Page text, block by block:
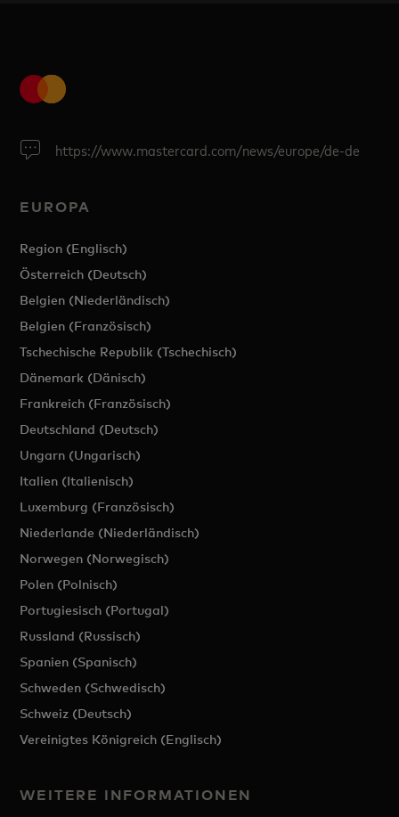
https://www.mastercard.com/news/europe/de-de
EUROPA
Region (Englisch)
Österreich (Deutsch)
Belgien (Niederländisch)
Belgien (Französisch)
Tschechische Republik (Tschechisch)
Dänemark (Dänisch)
Frankreich (Französisch)
Deutschland (Deutsch)
Ungarn (Ungarisch)
Italien (Italienisch)
Luxemburg (Französisch)
Niederlande (Niederländisch)
Norwegen (Norwegisch)
Polen (Polnisch)
Portugiesisch (Portugal)
Russland (Russisch)
Spanien (Spanisch)
Schweden (Schwedisch)
Schweiz (Deutsch)
Vereinigtes Königreich (Englisch)
WEITERE INFORMATIONEN